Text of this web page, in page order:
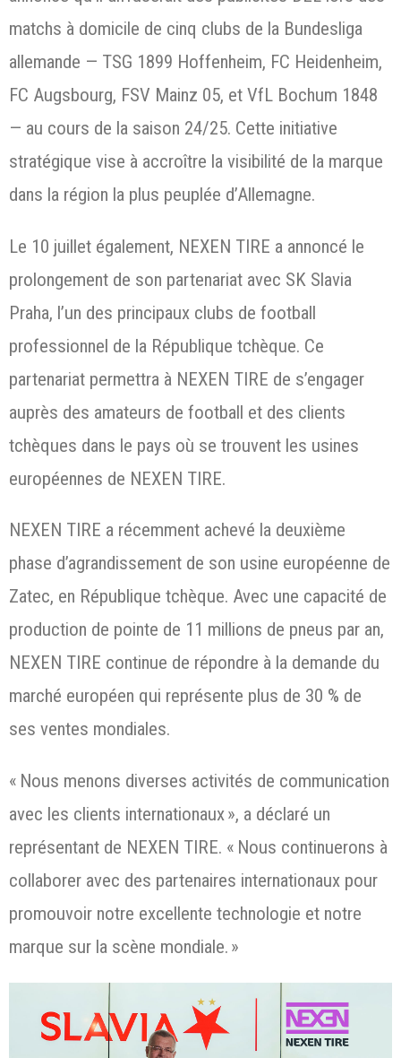
matchs à domicile de cinq clubs de la Bundesliga
allemande — TSG 1899 Hoffenheim, FC Heidenheim,
FC Augsbourg, FSV Mainz 05, et VfL Bochum 1848
— au cours de la saison 24/25. Cette initiative
stratégique vise à accroître la visibilité de la marque
dans la région la plus peuplée d’Allemagne.
Le 10 juillet également, NEXEN TIRE a annoncé le
prolongement de son partenariat avec SK Slavia
Praha, l’un des principaux clubs de football
professionnel de la République tchèque. Ce
partenariat permettra à NEXEN TIRE de s’engager
auprès des amateurs de football et des clients
tchèques dans le pays où se trouvent les usines
européennes de NEXEN TIRE.
NEXEN TIRE a récemment achevé la deuxième
phase d’agrandissement de son usine européenne de
Zatec, en République tchèque. Avec une capacité de
production de pointe de 11 millions de pneus par an,
NEXEN TIRE continue de répondre à la demande du
marché européen qui représente plus de 30 % de
ses ventes mondiales.
« Nous menons diverses activités de communication
avec les clients internationaux », a déclaré un
représentant de NEXEN TIRE. « Nous continuerons à
collaborer avec des partenaires internationaux pour
promouvoir notre excellente technologie et notre
marque sur la scène mondiale. »